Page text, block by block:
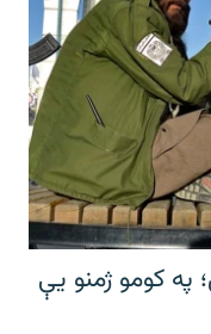
په کومو ژمنو یې